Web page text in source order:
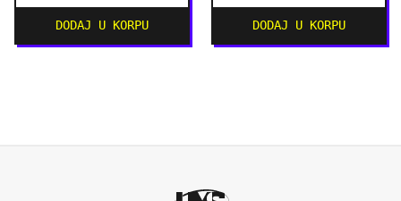
DODAJ U KORPU DODAJ U KORPU